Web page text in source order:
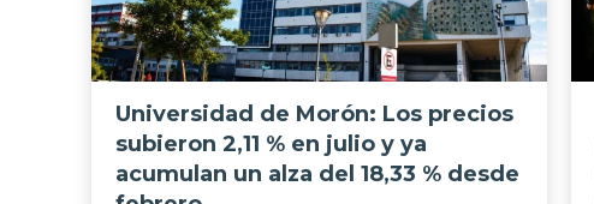
Universidad de Morón: Los precios
subieron 2,11 % en julio y ya
acumulan un alza del 18,33 % desde